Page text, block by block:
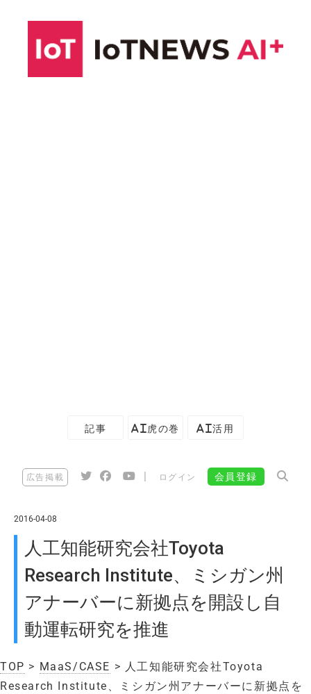
記事 AI虎の巻 AI活用
広告掲載 ログイン 会員登録
2016-04-08
人工知能研究会社Toyota
Research Institute、ミシガン州
アナーバーに新拠点を開設し自
動運転研究を推進
TOP > MaaS/CASE > 人工知能研究会社Toyota
Research Institute、ミシガン州アナーバーに新拠点を